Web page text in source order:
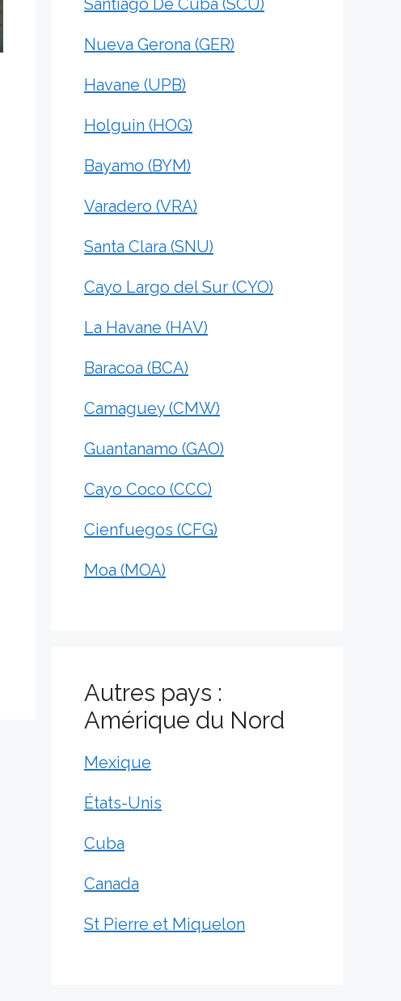
Santiago De Cuba (SCU)
Nueva Gerona (GER)
Havane (UPB)
Holguin (HOG)
Bayamo (BYM)
Varadero (VRA)
Santa Clara (SNU)
Cayo Largo del Sur (CYO)
La Havane (HAV)
Baracoa (BCA)
Camaguey (CMW)
Guantanamo (GAO)
Cayo Coco (CCC)
Cienfuegos (CFG)
Moa (MOA)
Autres pays :
Amérique du Nord
Mexique
États-Unis
Cuba
Canada
St Pierre et Miquelon